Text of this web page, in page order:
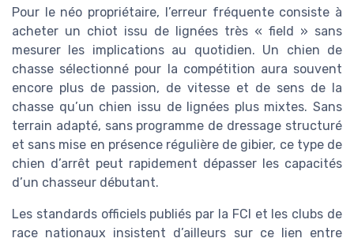
Pour le néo propriétaire, l’erreur fréquente consiste à
acheter un chiot issu de lignées très « field » sans
mesurer les implications au quotidien. Un chien de
chasse sélectionné pour la compétition aura souvent
encore plus de passion, de vitesse et de sens de la
chasse qu’un chien issu de lignées plus mixtes. Sans
terrain adapté, sans programme de dressage structuré
et sans mise en présence régulière de gibier, ce type de
chien d’arrêt peut rapidement dépasser les capacités
d’un chasseur débutant.
Les standards officiels publiés par la FCI et les clubs de
race nationaux insistent d’ailleurs sur ce lien entre